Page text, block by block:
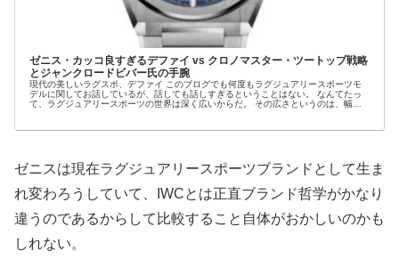
ゼニス・カッコ良すぎるデファイ vs クロノマスター・ツートップ戦略
とジャンクロードビバー氏の手腕
現代の美しいラグスポ、デファイ このブログでも何度もラグジュアリースポーツモ
デルに関してお話しているが、話しても話しすぎるということはない。 なんてたっ
て、ラグジュアリースポーツの世界は深く広いからだ。 その広さというのは、幅広
ゼニスは現在ラグジュアリースポーツブランドとして生ま
れ変わろうしていて、IWCとは正直ブランド哲学がかなり
違うのであるからして比較すること自体がおかしいのかも
しれない。